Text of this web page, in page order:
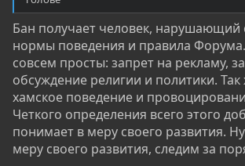
это неуважение ко всему
"тыжпрограммист". Зачастую все
быть Белой Шляпой (Они же
На самом деле, есть куча
мошенники, кибер-мошенники,
информационной безопасности,
пентестеры, скрипткиди,
программисты, инженеры
Бан получает человек,
нормы поведения и правила
совсем просты: запрет на рекламу,
обсуждение религии и политики.
хамское поведение и
Четкого определения всего этого
понимает в меру своего развития.
меру своего развития, следим за